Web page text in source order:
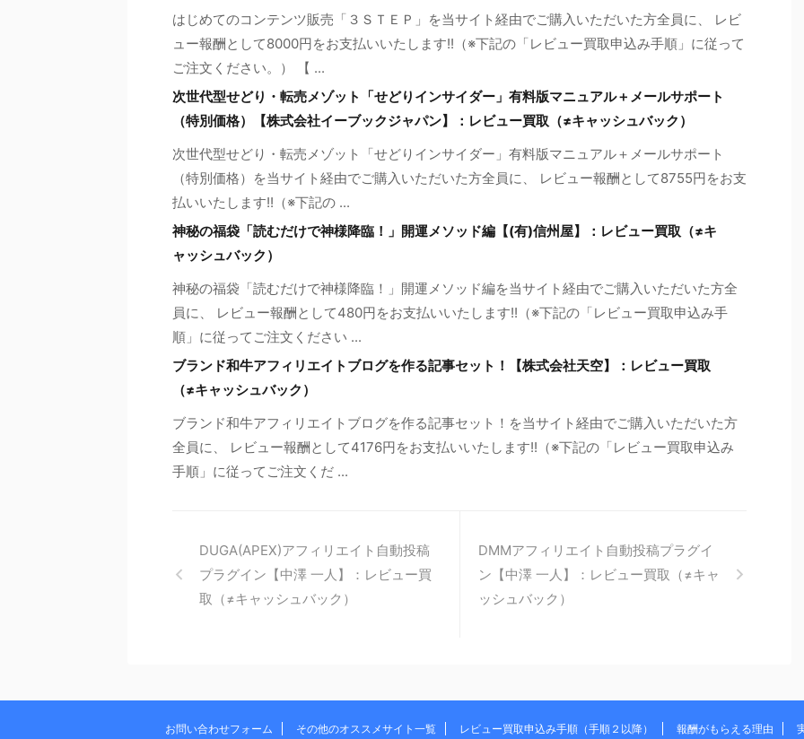
はじめてのコンテンツ販売「３ＳＴＥＰ」を当サイト経由でご購入いただいた方全員に、 レビ
ュー報酬として8000円をお支払いいたします!!（※下記の「レビュー買取申込み手順」に従って
ご注文ください。） 【 ...
次世代型せどり・転売メゾット「せどりインサイダー」有料版マニュアル＋メールサポート
（特別価格）【株式会社イーブックジャパン】：レビュー買取（≠キャッシュバック）
次世代型せどり・転売メゾット「せどりインサイダー」有料版マニュアル＋メールサポート
（特別価格）を当サイト経由でご購入いただいた方全員に、 レビュー報酬として8755円をお支
払いいたします!!（※下記の ...
神秘の福袋「読むだけで神様降臨！」開運メソッド編【(有)信州屋】：レビュー買取（≠キ
ャッシュバック）
神秘の福袋「読むだけで神様降臨！」開運メソッド編を当サイト経由でご購入いただいた方全
員に、 レビュー報酬として480円をお支払いいたします!!（※下記の「レビュー買取申込み手
順」に従ってご注文ください ...
ブランド和牛アフィリエイトブログを作る記事セット！【株式会社天空】：レビュー買取
（≠キャッシュバック）
ブランド和牛アフィリエイトブログを作る記事セット！を当サイト経由でご購入いただいた方
全員に、 レビュー報酬として4176円をお支払いいたします!!（※下記の「レビュー買取申込み
手順」に従ってご注文くだ ...
DUGA(APEX)アフィリエイト自動投稿
プラグイン【中澤 一人】：レビュー買
取（≠キャッシュバック）
DMMアフィリエイト自動投稿プラグイ
ン【中澤 一人】：レビュー買取（≠キャ
ッシュバック）
お問い合わせフォーム その他のオススメサイト一覧 レビュー買取申込み手順（手順２以降） 報酬がもらえる理由